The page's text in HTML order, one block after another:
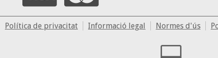
Política de privacitat Informació legal Normes d'ús